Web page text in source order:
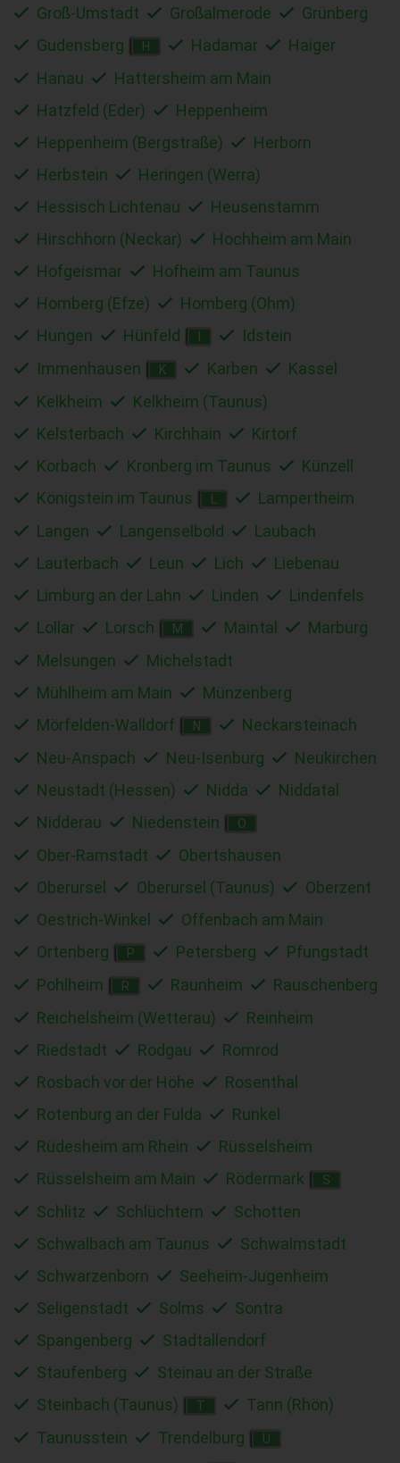
Groß-Umstadt
Großalmerode
Grünberg
Gudensberg
H Hadamar
Haiger
Hanau
Hattersheim am Main
Hatzfeld (Eder)
Heppenheim
Heppenheim (Bergstraße)
Herborn
Herbstein
Heringen (Werra)
Hessisch Lichtenau
Heusenstamm
Hirschhorn (Neckar)
Hochheim am Main
Hofgeismar
Hofheim am Taunus
Homberg (Efze)
Homberg (Ohm)
Hungen
Hünfeld
Idstein
Immenhausen
K Karben
Kassel
Kelkheim
Kelkheim (Taunus)
Kelsterbach
Kirchhain
Kirtorf
Korbach
Kronberg im Taunus
Künzell
Königstein im Taunus
Lampertheim
Langen
Langenselbold
Laubach
Lauterbach
Leun Lich
Liebenau
Limburg an der Lahn
Linden
Lindenfels
Lollar
Lorsch M Maintal
Marburg
Melsungen
Michelstadt
Mühlheim am Main
Münzenberg
Mörfelden-Walldorf
N
Neckarsteinach
Neu-Anspach
Neu-Isenburg
Neukirchen
Neustadt (Hessen)
Nidda
Niddatal
Nidderau
Niedenstein O
Ober-Ramstadt
Obertshausen
Oberursel
Oberursel (Taunus)
Oberzent
Oestrich-Winkel
Offenbach am Main
Ortenberg
P Petersberg
Pfungstadt
Pohlheim
R Raunheim
Rauschenberg
Reichelsheim (Wetterau)
Reinheim
Riedstadt
Rodgau
Romrod
Rosbach vor der Höhe
Rosenthal
Rotenburg an der Fulda
Runkel
Rüdesheim am Rhein
Rüsselsheim
Rüsselsheim am Main
Rödermark S
Schlitz Schlüchtern
Schotten
Schwalbach am Taunus
Schwalmstadt
Schwarzenborn
Seeheim-Jugenheim
Seligenstadt
Solms
Sontra
Spangenberg
Stadtallendorf
Staufenberg
Steinau an der Straße
Steinbach (Taunus)
T
Tann (Rhön)
Taunusstein
Trendelburg U